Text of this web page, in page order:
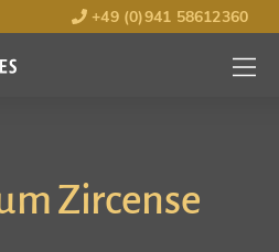
+49 (0)941 58612360
MENÜ
Zircense